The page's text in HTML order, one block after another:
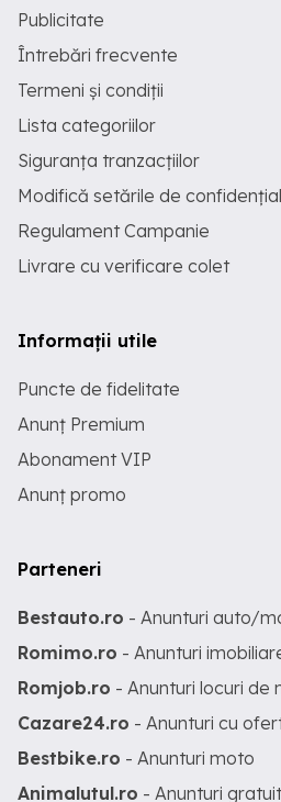
Publicitate
Întrebări frecvente
Termeni și condiții
Lista categoriilor
Siguranța tranzacțiilor
Modifică setările de
Regulament Campanie
Livrare cu verificare colet
Informații utile
Puncte de fidelitate
Anunț Premium
Abonament VIP
Anunț promo
Parteneri
Bestauto.ro - Anunturi auto/
Romimo.ro - Anunturi
Romjob.ro - Anunturi locuri de
Cazare24.ro - Anunturi cu
Bestbike.ro - Anunturi moto
Animalutul.ro - Anunturi